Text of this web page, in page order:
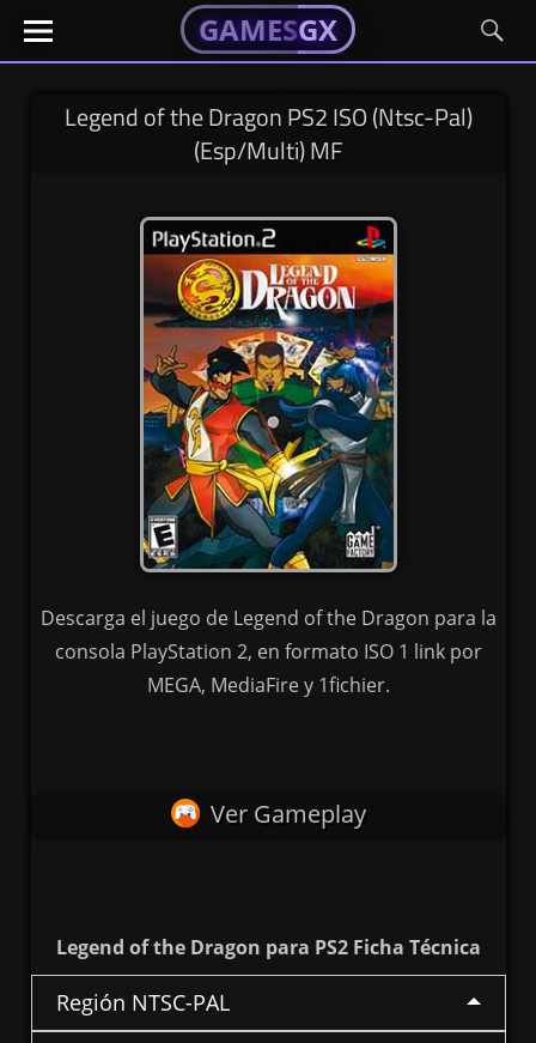
Skip
GAMESGX
El
portal
GAMESGX
GAMESGX
El
portal
Legend of the Dragon PS2 ISO (Ntsc-Pal)
(Esp/Multi) MF
Descarga el juego de Legend of the Dragon para la
consola PlayStation 2, en formato ISO 1 link por
MEGA, MediaFire y 1fichier.
Ver Gameplay
Legend of the Dragon para PS2 Ficha Técnica
Región NTSC-PAL